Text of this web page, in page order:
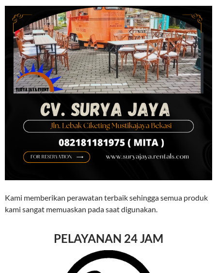
Kami memberikan perawatan terbaik sehingga semua produk
kami sangat memuaskan pada saat digunakan.
PELAYANAN 24 JAM